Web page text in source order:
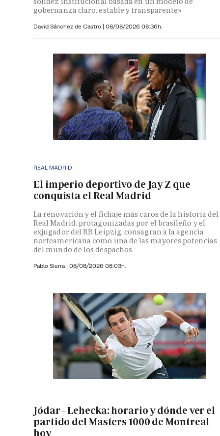
gobernanza claro, estable y transparente»
David Sánchez de Castro | 08/08/2026 08:36h.
REAL MADRID
El imperio deportivo de Jay Z que
conquista el Real Madrid
La renovación y el fichaje más caros de la historia del
Real Madrid, protagonizadas por el brasileño y el
exjugador del RB Leipzig, consagran a la agencia
norteamericana como una de las mayores potencias
del mundo de los despachos
Pablo Sierra | 08/08/2026 08:03h.
Jódar - Lehecka: horario y dónde ver el
partido del Masters 1000 de Montreal
hoy